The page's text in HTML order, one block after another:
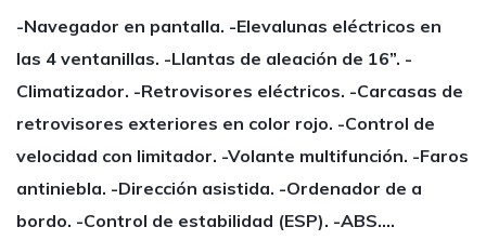
-Navegador en pantalla. -Elevalunas eléctricos en
las 4 ventanillas. -Llantas de aleación de 16”. -
Climatizador. -Retrovisores eléctricos. -Carcasas de
retrovisores exteriores en color rojo. -Control de
velocidad con limitador. -Volante multifunción. -Faros
antiniebla. -Dirección asistida. -Ordenador de a
bordo. -Control de estabilidad (ESP). -ABS.…